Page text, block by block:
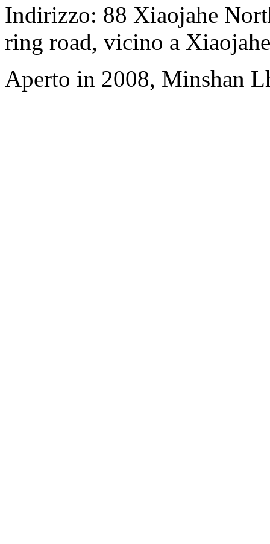
Indirizzo: 88 Xiaojahe
ring road, vicino a
Aperto in 2008, Minshan